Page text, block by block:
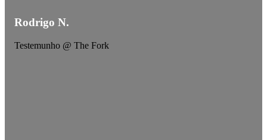
Rodrigo N.
Testemunho @ The Fork